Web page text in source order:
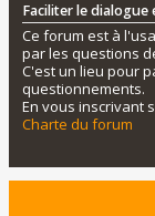
Faciliter le
Ce forum est à
par les questions
C'est un lieu pour
questionnements.
En vous inscrivant
Charte du forum